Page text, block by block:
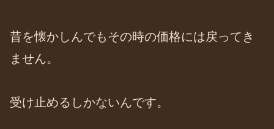
昔を懐かしんでもその時の価格には戻ってき
ません。
受け止めるしかないんです。